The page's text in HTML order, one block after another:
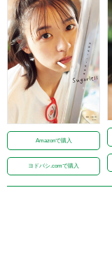
Amazonで購入
ヨドバシ.comで購入